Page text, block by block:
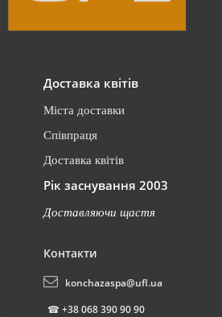
Доставка квітів
Міста доставки
Співпраця
Доставка квітів
Рік заснування 2003
Доставляючи щастя
Контакти
konchazaspa@ufl.ua
☎ +38 068 390 90 90